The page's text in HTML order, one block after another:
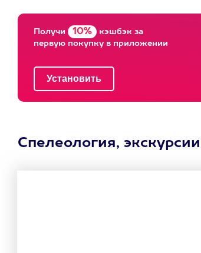
Получи 10% кэшбэк за
первую покупку в приложении
Спелеология,